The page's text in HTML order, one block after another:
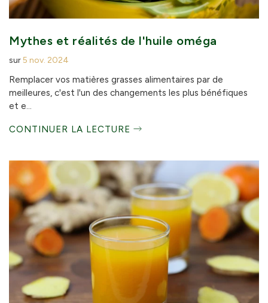
Mythes et réalités de l'huile oméga
sur5 nov. 2024
Remplacer vos matières grasses alimentaires par de
meilleures, c'est l'un des changements les plus bénéfiques
et e...
CONTINUER LA LECTURE